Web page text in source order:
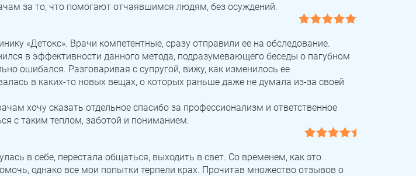
за то, что помогают отчаявшимся людям, без осуждений.
«Детокс». Врачи компетентные, сразу отправили ее на обследование.
в эффективности данного метода, подразумевающего беседы о пагубном
ошибался. Разговаривая с супругой, вижу, как изменилось ее
в каких-то новых вещах, о которых раньше даже не думала из-за своей
хочу сказать отдельное спасибо за профессионализм и ответственное
с таким теплом, заботой и пониманием.
в себе, перестала общаться, выходить в свет. Со временем, как это
однако все мои попытки терпели крах. Прочитав множество отзывов о